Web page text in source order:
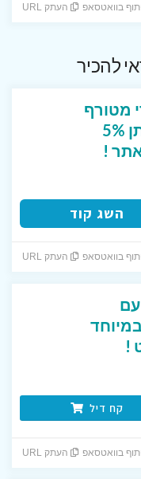
בוואטסאפ העתק URL
להכיר
מטורף
לאתר אייס! נותן 5%
!
השג קוד
בוואטסאפ העתק URL
עם
!
קח דיל
בוואטסאפ העתק URL